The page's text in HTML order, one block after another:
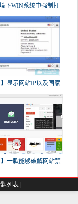
下WIN系统中强制打
】显示网站IP以及国家
】一款能够破解网站禁
列表